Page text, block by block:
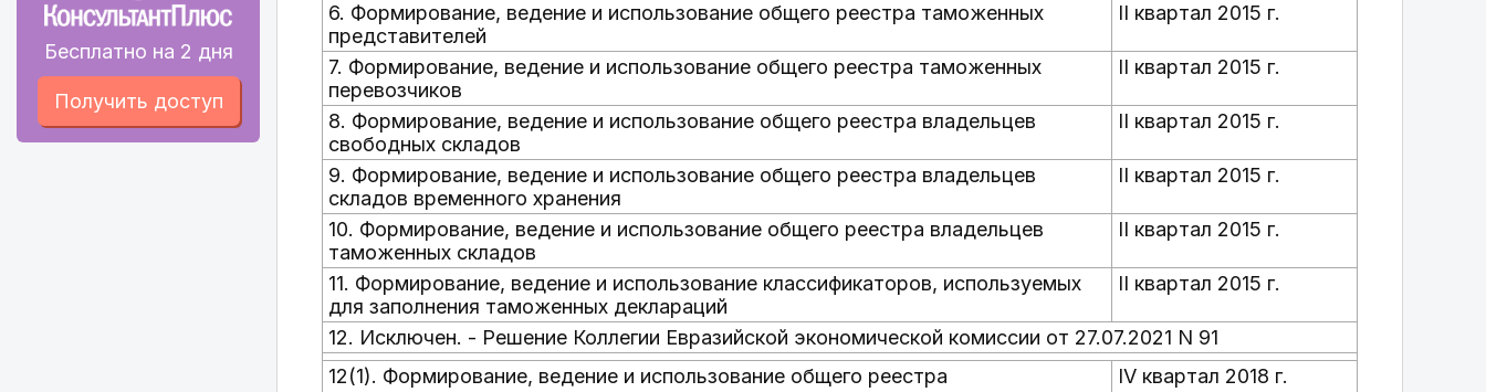
Бесплатно на 2 дня
Получить доступ
6. Формирование, ведение и использование общего реестра таможенных
представителей
II квартал 2015 г.
7. Формирование, ведение и использование общего реестра таможенных
перевозчиков
II квартал 2015 г.
8. Формирование, ведение и использование общего реестра владельцев
свободных складов
II квартал 2015 г.
9. Формирование, ведение и использование общего реестра владельцев
складов временного хранения
II квартал 2015 г.
10. Формирование, ведение и использование общего реестра владельцев
таможенных складов
II квартал 2015 г.
11. Формирование, ведение и использование классификаторов, используемых
для заполнения таможенных деклараций
II квартал 2015 г.
12. Исключен. - Решение Коллегии Евразийской экономической комиссии от 27.07.2021 N 91
12(1). Формирование, ведение и использование общего реестра
IV квартал 2018 г.